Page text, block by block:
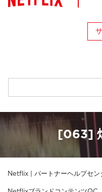
[063]
Netflix | パートナーヘルプセン